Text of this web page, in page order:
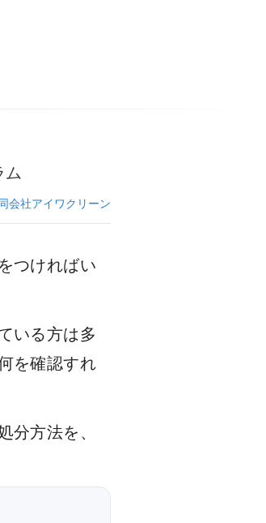
ム
会社アイワクリーン
つければい
いる方は多
を確認すれ
分方法を、